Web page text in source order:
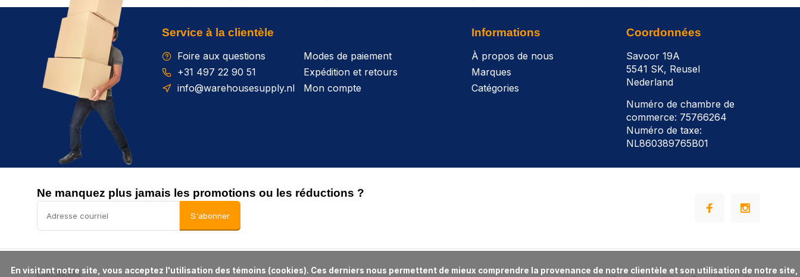
Service à la clientèle
Foire aux questions
+31 497 22 90 51
info@warehousesupply.nl
Modes de paiement
Expédition et retours
Mon compte
Informations
À propos de nous
Marques
Catégories
Coordonnées
Savoor 19A
5541 SK, Reusel
Nederland
Numéro de chambre de
commerce: 75766264
Numéro de taxe:
NL860389765B01
Ne manquez plus jamais les promotions ou les réductions ?
S'abonner
Plan du site